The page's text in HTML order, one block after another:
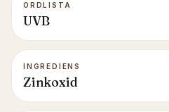
ORDLISTA
UVB
INGREDIENS
Zinkoxid